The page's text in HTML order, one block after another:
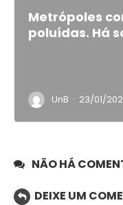
Metrópoles
poluídas. Há
UnB · 23/01/
NÃO HÁ
DEIXE UM